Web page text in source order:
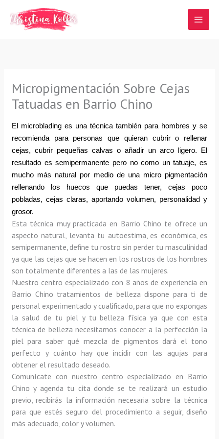
contenido
Micropigmentación Sobre Cejas
Tatuadas en Barrio Chino
El microblading es una técnica también para hombres y se
recomienda para personas que quieran cubrir o rellenar
cejas, cubrir pequeñas calvas o añadir un arco ligero. El
resultado es semipermanente pero no como un tatuaje, es
mucho más natural por medio de una micro pigmentación
rellenando los huecos que puedas tener, cejas poco
pobladas, cejas claras, aportando volumen, personalidad y
grosor.
Esta técnica muy practicada en Barrio Chino te ofrece un
aspecto natural, levanta tu autoestima, es económica, es
semipermanente, define tu rostro sin perder tu masculinidad
ya que las cejas que se hacen en los rostros de los hombres
son totalmente diferentes a las de las mujeres.
Nuestro centro especializado con 8 años de experiencia en
Barrio Chino tratamientos de belleza dispone para ti de
personal experimentado y cualificado, para que no expongas
la salud de tu piel y tu belleza física ya que con esta
técnica de belleza necesitamos conocer a la perfección la
piel para saber qué mezcla de pigmentos dará el tono
perfecto y cuánto hay que incidir con las agujas para
obtener el resultado deseado.
Comunícate con nuestro centro especializado en Barrio
Chino y agenda tu cita donde se te realizará un estudio
previo, recibirás la información necesaria sobre la técnica
para que estés seguro del procedimiento a seguir, diseño
más adecuado, color y volumen.